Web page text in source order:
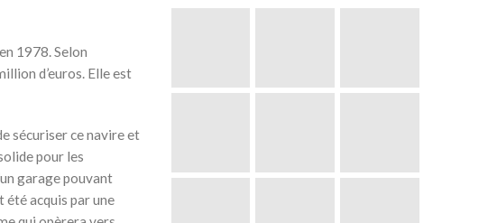
1978. Selon
d’euros. Elle est
sécuriser ce navire et
pour les
garage pouvant
acquis par une